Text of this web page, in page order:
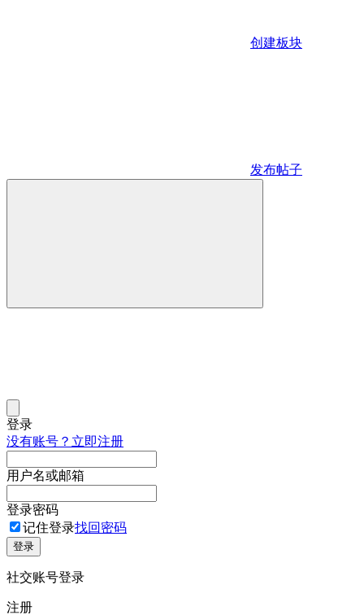
创建板块
发布帖子
登录
没有账号？立即注册
用户名或邮箱
登录密码
记住登录找回密码
登录
社交账号登录
注册